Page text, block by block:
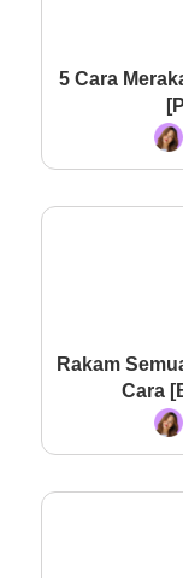
5 Cara
Rakam
Cara